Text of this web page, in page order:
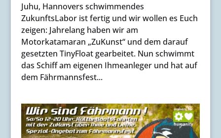
Juhu, Hannovers schwimmendes
ZukunftsLabor ist fertig und wir wollen es Euch
zeigen: Jahrelang haben wir am
Motorkatamaran „ZuKunst“ und dem darauf
gesetzten TinyFloat gearbeitet. Nun schwimmt
das Schiff am eigenen Ihmeanleger und hat auf
dem Fährmannsfest...